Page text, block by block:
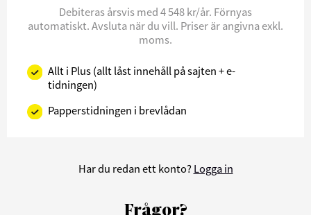
Debiteras årsvis med 4 548 kr/år. Förnyas
automatiskt. Avsluta när du vill. Priser är angivna exkl.
moms.
Allt i Plus (allt låst innehåll på sajten + e-
tidningen)
Papperstidningen i brevlådan
Har du redan ett konto? Logga in
Frågor?